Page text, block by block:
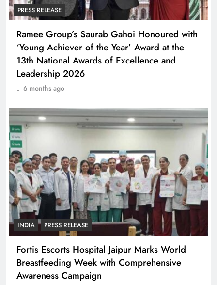
PRESS RELEASE
Ramee Group’s Saurab Gahoi Honoured with
‘Young Achiever of the Year’ Award at the
13th National Awards of Excellence and
Leadership 2026
6 months ago
INDIA PRESS RELEASE
Fortis Escorts Hospital Jaipur Marks World
Breastfeeding Week with Comprehensive
Awareness Campaign